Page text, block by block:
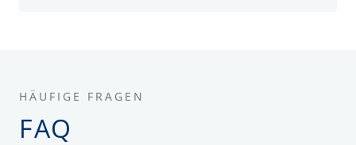
HÄUFIGE FRAGEN
FAQ